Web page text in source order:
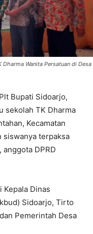
Wanita Persatuan di Desa
Bupati Sidoarjo,
sekolah TK Dharma
Kecamatan
siswanya terpaksa
DPRD
Kepala Dinas
Sidoarjo, Tirto
Pemerintah Desa